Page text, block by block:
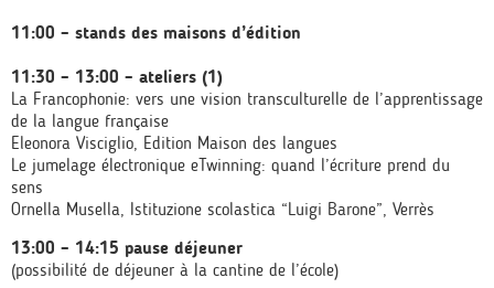
11:00 – stands des maisons d’édition
11:30 – 13:00 – ateliers (1)
La Francophonie: vers une vision transculturelle de l’apprentissage
de la langue française
Eleonora Visciglio, Edition Maison des langues
Le jumelage électronique eTwinning: quand l’écriture prend du
sens
Ornella Musella, Istituzione scolastica “Luigi Barone”, Verrès
13:00 – 14:15 pause déjeuner
(possibilité de déjeuner à la cantine de l’école)